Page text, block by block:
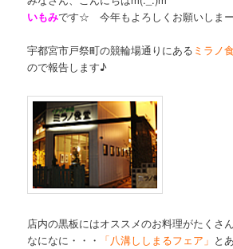
いもみです☆ 今年もよろしくお願いしま
宇都宮市戸祭町の競輪場通りにある ミラノ
ので報告します♪
店内の黒板にはオススメのお料理がたくさ
なになに・・・
「八溝ししまるフェア」 と